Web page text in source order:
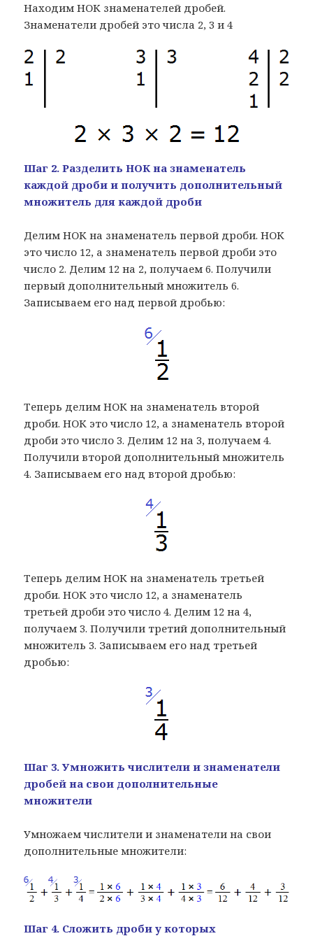
Находим НОК знаменателей дробей.
Знаменатели дробей это числа 2, 3 и 4
Шаг 2. Разделить НОК на знаменатель
каждой дроби и получить дополнительный
множитель для каждой дроби
Делим НОК на знаменатель первой дроби. НОК
это число 12, а знаменатель первой дроби это
число 2. Делим 12 на 2, получаем 6. Получили
первый дополнительный множитель 6.
Записываем его над первой дробью:
Теперь делим НОК на знаменатель второй
дроби. НОК это число 12, а знаменатель второй
дроби это число 3. Делим 12 на 3, получаем 4.
Получили второй дополнительный множитель
4. Записываем его над второй дробью:
Теперь делим НОК на знаменатель третьей
дроби. НОК это число 12, а знаменатель
третьей дроби это число 4. Делим 12 на 4,
получаем 3. Получили третий дополнительный
множитель 3. Записываем его над третьей
дробью:
Шаг 3. Умножить числители и знаменатели
дробей на свои дополнительные
множители
Умножаем числители и знаменатели на свои
дополнительные множители:
Шаг 4. Сложить дроби у которых